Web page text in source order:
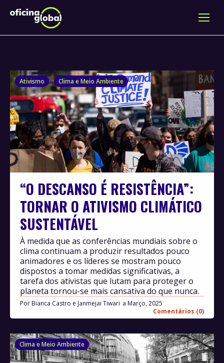
Ativismo Clima e Meio Ambiente
“O DESCANSO É RESISTÊNCIA”:
TORNAR O ATIVISMO CLIMÁTICO
SUSTENTÁVEL
Por Bianca Castro e Janmejai Tiwari
Março, 2025
Comentários (0)
À medida que as conferências mundiais sobre o
clima continuam a produzir resultados pouco
animadores e os líderes se mostram pouco
dispostos a tomar medidas significativas, a
tarefa dos ativistas que lutam para proteger o
planeta tornou-se mais cansativa do que nunca.
Clima e Meio Ambiente